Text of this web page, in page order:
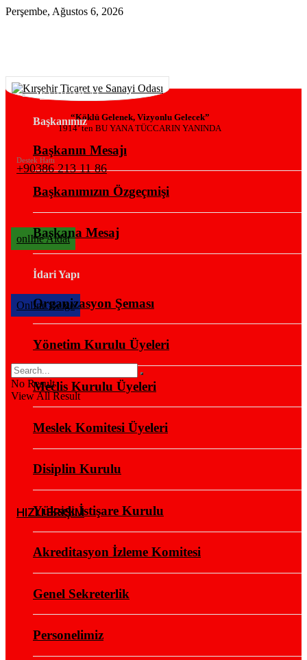
Perşembe, Ağustos 6, 2026
“Köklü Gelenek, Vizyonlu Gelecek”
1914’ ten BU YANA TÜCCARIN YANINDA
Destek Hattı
+90386 213 11 86
onlIne Aidat
OnlIne Belge
No Result
View All Result
HIZLI ERİŞİM
KURUMSAL
Başkanımız
Başkanın Mesajı
Başkanımızın Özgeçmişi
Başkana Mesaj
İdari Yapı
Organizasyon Şeması
Yönetim Kurulu Üyeleri
Meclis Kurulu Üyeleri
Meslek Komitesi Üyeleri
Disiplin Kurulu
Yüksek İstişare Kurulu
Akreditasyon İzleme Komitesi
Genel Sekreterlik
Personelimiz